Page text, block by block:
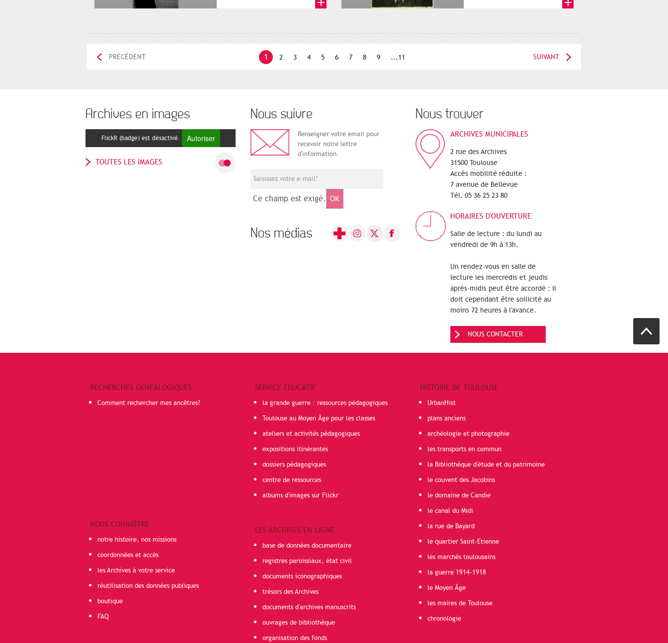
1 2 3 4 5 6 7 8 9 ...11
PRÉCÉDENT SUIVANT
Archives en images
FlickR (badge) est désactivé. Autoriser
TOUTES LES IMAGES
Nous suivre
Renseigner votre email pour
recevoir notre lettre
d'information.
Ce champ est exigé. OK
Nos médias
Nous trouver
ARCHIVES MUNICIPALES
2 rue des Archives
31500 Toulouse
Accès mobilité réduite :
7 avenue de Bellevue
Tél. 05 36 25 23 80
HORAIRES D'OUVERTURE
Salle de lecture : du lundi au
vendredi de 9h à 13h.
Un rendez-vous en salle de
lecture les mercredis et jeudis
après-midis peut être accordé : il
doit cependant être sollicité au
moins 72 heures à l'avance.
NOUS CONTACTER
RECHERCHES GÉNÉALOGIQUES
Comment rechercher mes ancêtres?
NOUS CONNAÎTRE
notre histoire, nos missions
coordonnées et accès
les Archives à votre service
réutilisation des données publiques
boutique
FAQ
SERVICE ÉDUCATIF
la grande guerre : ressources pédagogiques
Toulouse au Moyen Âge pour les classes
ateliers et activités pédagogiques
expositions itinérantes
dossiers pédagogiques
centre de ressources
albums d'images sur Flickr
LES ARCHIVES EN LIGNE
base de données documentaire
registres paroissiaux, état civil
documents iconographiques
trésors des Archives
documents d'archives manuscrits
ouvrages de bibliothèque
organisation des fonds
HISTOIRE DE TOULOUSE
UrbanHist
plans anciens
archéologie et photographie
les transports en commun
la Bibliothèque d'étude et du patrimoine
le couvent des Jacobins
le domaine de Candie
le canal du Midi
la rue de Bayard
le quartier Saint-Etienne
les marchés toulousains
la guerre 1914-1918
le Moyen Âge
les maires de Toulouse
chronologie